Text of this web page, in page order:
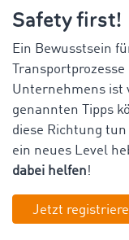
Safety first!
Ein Bewusstsein
Unternehmens ist
genannten Tipps
diese Richtung
ein neues Level
dabei helfen!
Jetzt